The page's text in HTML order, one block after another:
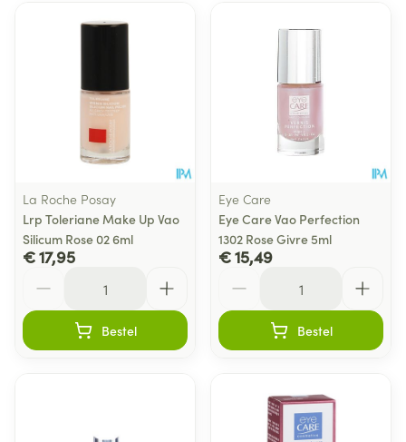
La Roche Posay
Lrp Toleriane Make Up Vao
Silicum Rose 02 6ml
€ 17,95
Bestel
Eye Care
Eye Care Vao Perfection
1302 Rose Givre 5ml
€ 15,49
Bestel